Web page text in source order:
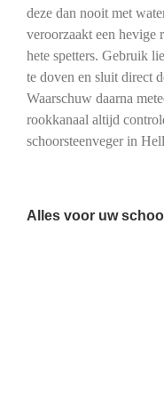
deze dan nooit met
veroorzaakt een hevige
hete spetters. Gebruik
te doven en sluit direct
Waarschuw daarna
rookkanaal altijd
schoorsteenveger in
Alles voor uw